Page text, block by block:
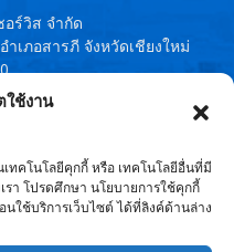
ช้งาน
ทคโนโลยีคุกกี้ หรือ เทคโนโลยีอื่นที่มี
า โปรดศึกษา นโยบายการใช้คุกกี้
ใช้บริการเว็บไซต์ ได้ที่ลิงค์ด้านล่าง
ร์วิส จำกัด
เภอสารภี จังหวัดเชียงใหม่
8544167, 053-